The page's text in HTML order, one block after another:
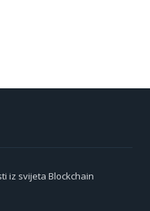
iz svijeta Blockchain